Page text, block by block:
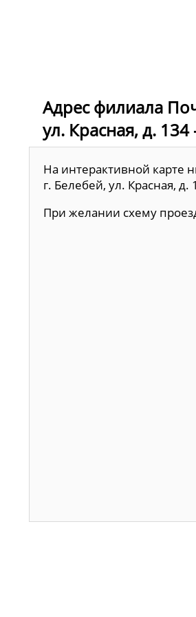
Адрес филиала
ул. Красная, д.
На интерактивной карте
г. Белебей, ул. Красная, д.
При желании схему